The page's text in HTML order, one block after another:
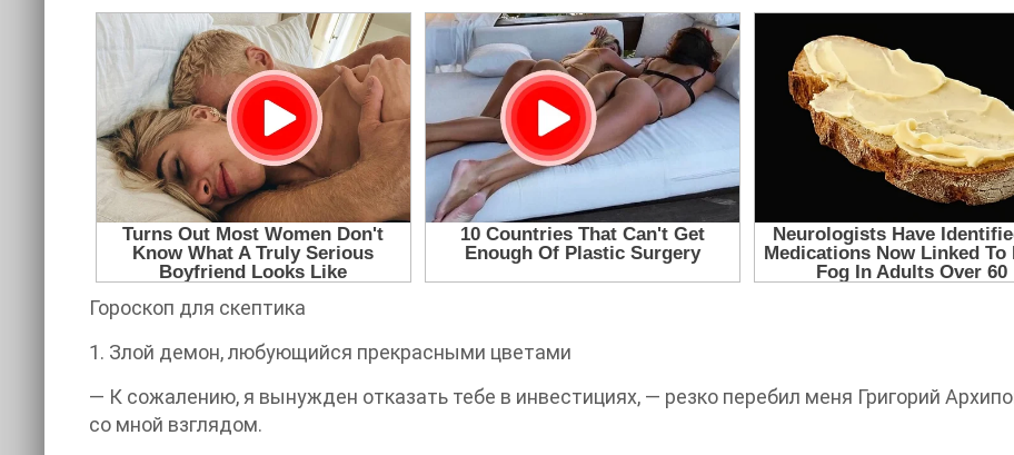
Гороскоп для скептика
1. Злой демон, любующийся прекрасными цветами
— К сожалению, я вынужден отказать тебе в инвестициях, — резко перебил меня Григорий
со мной взглядом.